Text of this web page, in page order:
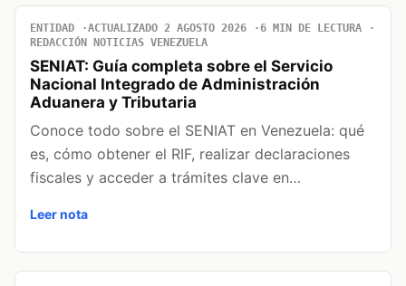
ENTIDAD ACTUALIZADO 2 AGOSTO 2026
6 MIN DE LECTURA
REDACCIÓN NOTICIAS VENEZUELA
SENIAT: Guía completa sobre el Servicio
Nacional Integrado de Administración
Aduanera y Tributaria
Conoce todo sobre el SENIAT en Venezuela: qué
es, cómo obtener el RIF, realizar declaraciones
fiscales y acceder a trámites clave en…
Leer nota